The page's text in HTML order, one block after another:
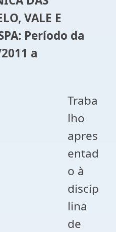
VALE E
Período da
a
Traba
lho
apres
entad
o à
discip
lina
de